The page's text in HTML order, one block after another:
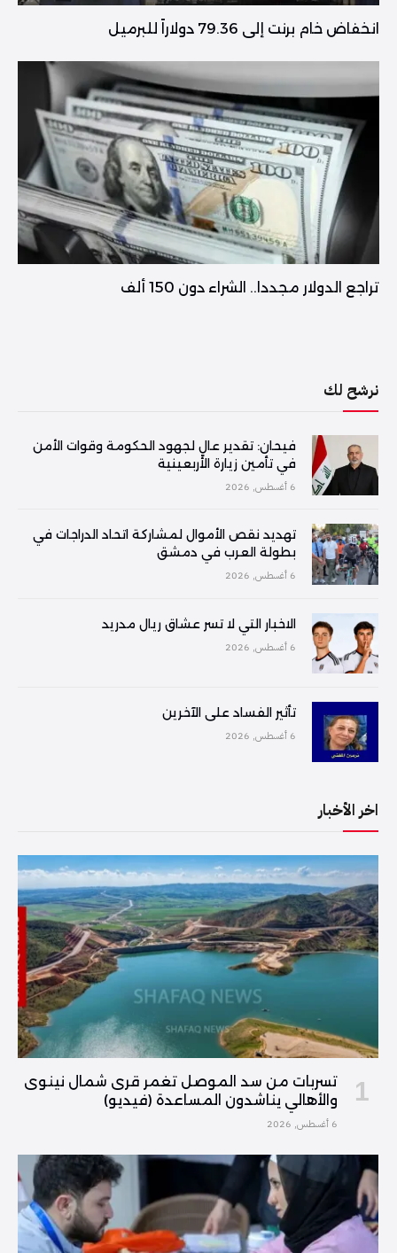
انخفاض خام برنت إلى 79.36 دولاراً للبرميل
تراجع الدولار مجددا.. الشراء دون 150 ألف
نرشح لك
فیحان: تقدير عالٍ لجهود الحكومة وقوات الأمن
في تأمين زيارة الأربعينية
6 أغسطس, 2026
تهديد نقص الأموال لمشاركة اتحاد الدراجات في
بطولة العرب في دمشق
6 أغسطس, 2026
الاخبار التي لا تسر عشاق ريال مدريد
6 أغسطس, 2026
تأثير الفساد على الآخرين
6 أغسطس, 2026
اخر الأخبار
تسربات من سد الموصل تغمر قرى شمال نينوى
والأهالي يناشدون المساعدة (فيديو)
6 أغسطس, 2026